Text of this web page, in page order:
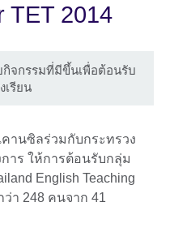
TET 2014
จกรรมที่มีขึ้นเพื่อต้อนรับ
เรียน
านซิลร่วมกับกระทรวง
าร ให้การต้อนรับกลุ่ม
English Teaching
ว่า 248 คนจาก 41